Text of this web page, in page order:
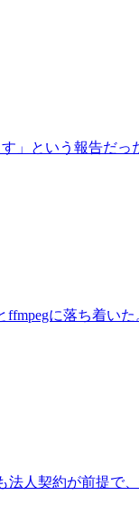
」という報告だ
に落ち着い
人契約が前提で